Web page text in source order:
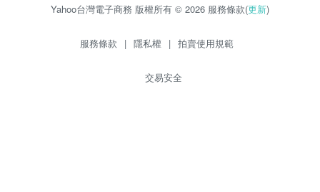
Yahoo台灣電子商務 版權所有 © 2026 服務條款(更新)
服務條款 | 隱私權 | 拍賣使用規範
交易安全